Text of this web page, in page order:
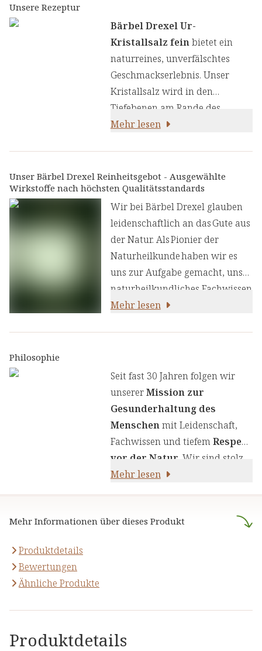
und Eisen:
Unsere Rezeptur
Bärbel Drexel Ur-
Kristallsalz feinbietet ein
naturreines, unverfälschtes
Geschmackserlebnis. Unser
Kristallsalz wird in den
Tiefebenen am Rande des
Himalayas abgebaut und von
den hochwertigsten
Natursalzen. Mit seinem
exzellenten, milden Geschmack
bereichert es jede Küche.
Mehr lesen
Unser Bärbel Drexel Reinheitsgebot - Ausgewählte
Wirkstoffe nach höchsten Qualitätsstandards
Wir bei Bärbel Drexel glauben
leidenschaftlich an das Gute aus
der Natur. Als Pionier der
Naturheilkunde haben wir es
uns zur Aufgabe gemacht, unser
naturheilkundliches Fachwissen
und unsere Erfahrung mit den
Wir legen großen Wert auf
einen genauen Auswahlprozess
unserer Inhaltsstoffe, um Ihnen
sorgfältig zusammengestellte
Produkte zu liefern. Wir nutzen
die Kraft von Kräutern,
Pflanzenstoffen und anderen
Wohlbefinden.
Mehr lesen
Mehr Informationen über dieses Produkt
Produktdetails
Bewertungen
Ähnliche Produkte
Produktdetails
Philosophie
Seit fast 30 Jahren folgen wir
unsererMission zur
Gesunderhaltung des
Menschenmit Leidenschaft,
Fachwissen und tiefemRespekt
vor der Natur . Wir sind stolz
darauf,naturreine Produkte
stützen.
Mehr lesen